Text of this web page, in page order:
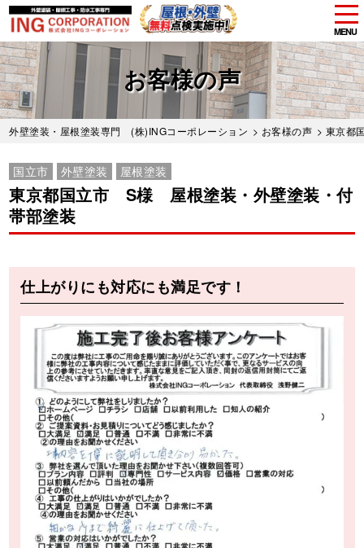
Skip
to
main
content
MENU
お客様の声
外壁塗装・屋根塗装専門 (株)INGコーポレーション > お客様の声 > 東京都
国立市 外壁塗装 屋根塗装
東京都国立市 S様 屋根塗装・外壁塗装・付
帯部塗装
Before After
仕上がりにも対応にも満足です！